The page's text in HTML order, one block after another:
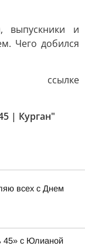
выпускники и
Чего добился
ссылке
| Курган"
всех с Днем
45» с Юлианой